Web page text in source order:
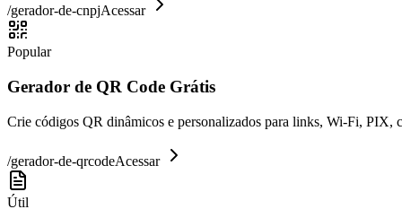
/gerador-de-cnpjAcessar
Popular
Gerador de QR Code Grátis
Crie códigos QR dinâmicos e personalizados para links, Wi-Fi, PIX,
/gerador-de-qrcodeAcessar
Útil